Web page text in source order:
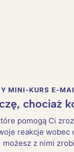
MINI-KURS E-
chociaż
pomogą Ci
reakcje wobec
możesz z nimi